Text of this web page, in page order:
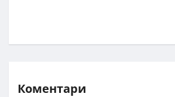
Коментари